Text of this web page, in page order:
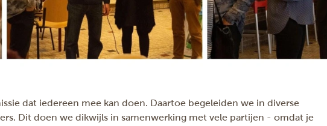
dat iedereen mee kan doen. Daartoe begeleiden we in diverse
Dit doen we dikwijls in samenwerking met vele partijen - omdat je